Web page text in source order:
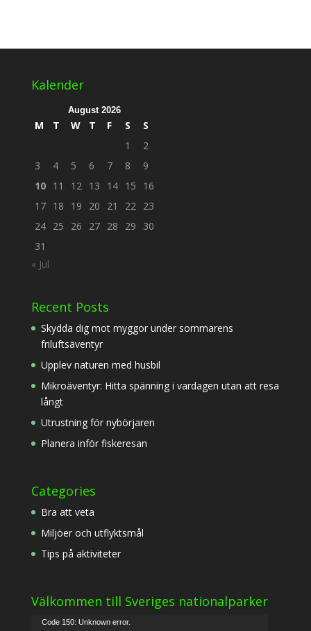
Kalender
August 2026
M T W T F S
S
1
2
3
4 5 6 7 8
9
10 11 12 13 14 15
16
17 18 19 20 21 22
23
24 25 26 27 28 29
30
31
« Jul
Recent Posts
Skydda dig mot myggor under sommarens
friluftsäventyr
Upplev naturen med husbil
Mikroäventyr: Hitta spänning i vardagen utan att resa
långt
Utrustning för nybörjaren
Planera inför fiskeresan
Categories
Bra att veta
Miljöer och utflyktsmål
Tips på aktiviteter
Välkommen till Sveriges nationalparker
Video
Code 150: Unknown error.